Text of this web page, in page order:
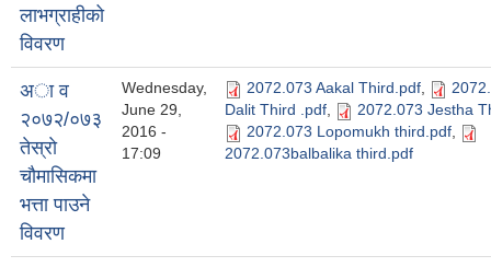
लाभग्राहीको
विवरण
अा व
२०७२/०७३
तेस्राे
चाैमासिकमा
भत्ता पाउने
विवरण
Wednesday,
June 29,
2016 -
17:09
2072.073 Aakal Third.pdf,
Dalit Third .pdf,
2072.073 Jestha
2072.073 Lopomukh third.pdf,
2072.073balbalika third.pdf